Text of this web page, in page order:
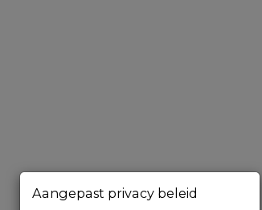
Aangepast privacy beleid